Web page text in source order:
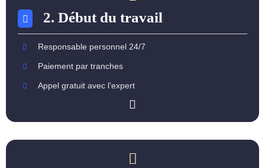
2. Début du travail
Responsable personnel 24/7
Paiement par tranches
Appel gratuit avec l’expert